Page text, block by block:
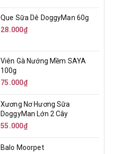
Que Sữa Dê DoggyMan 60g
28.000₫
Viên Gà Nướng Mềm SAYA
100g
75.000₫
Xương Nơ Hương Sữa
DoggyMan Lớn 2 Cây
55.000₫
Balo Moorpet